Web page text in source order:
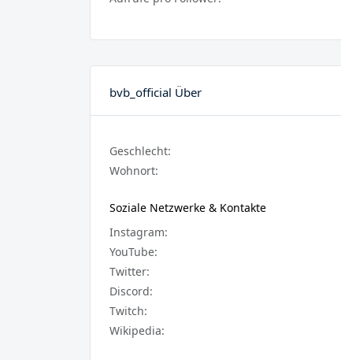
bvb_official Über
Geschlecht:
Wohnort:
Soziale Netzwerke & Kontakte
Instagram:
YouTube:
Twitter:
Discord:
Twitch:
Wikipedia: